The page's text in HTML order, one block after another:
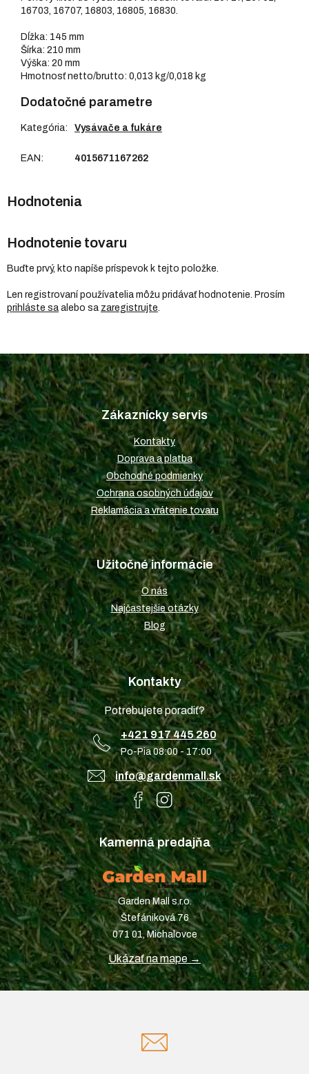
16703, 16707, 16803, 16805, 16830.
Dĺžka: 145 mm
Šírka: 210 mm
Výška: 20 mm
Hmotnosť netto/brutto: 0,013 kg/0,018 kg
Dodatočné parametre
Kategória: Vysávače a fukáre
EAN : 4015671167262
Hodnotenie tovaru
Buďte prvý, kto napíše príspevok k tejto položke.
Len registrovaní používatelia môžu pridávať hodnotenie. Prosím
prihláste sa alebo sa zaregistrujte
Z
á
p
ä
t
i
e
Zákaznícky servis
Kontakty
Doprava a platba
Obchodné podmienky
Ochrana osobných údajov
Reklamácia a vrátenie tovaru
Užitočné informácie
O nás
Najčastejšie otázky
Blog
Kontakty
Potrebujete poradiť?
+421 917 445 260
Po-Pia 08:00 - 17:00
info@gardenmall.sk
Kamenná predajňa
Garden Mall s.r.o.
Štefániková 76
071 01, Michalovce
Ukázať na mape →